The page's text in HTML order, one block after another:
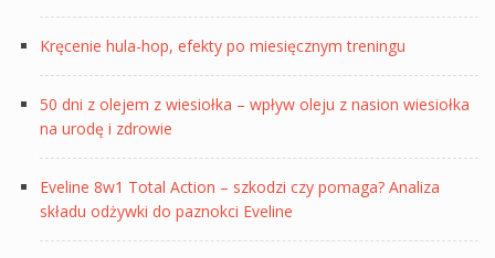
Kręcenie hula-hop, efekty po miesięcznym treningu
50 dni z olejem z wiesiołka – wpływ oleju z nasion wiesiołka
na urodę i zdrowie
Eveline 8w1 Total Action – szkodzi czy pomaga? Analiza
składu odżywki do paznokci Eveline